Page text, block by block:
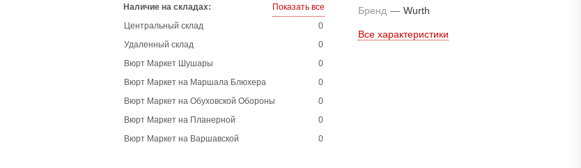
Наличие на складах:
Показать все
Центральный склад
0
Удаленный склад
0
Вюрт Маркет Шушары
0
Вюрт Маркет на Маршала Блюхера
0
Вюрт Маркет на Обуховской Обороны
0
Вюрт Маркет на Планерной
0
Вюрт Маркет на Варшавской
0
Бренд — Wurth
Все характеристики